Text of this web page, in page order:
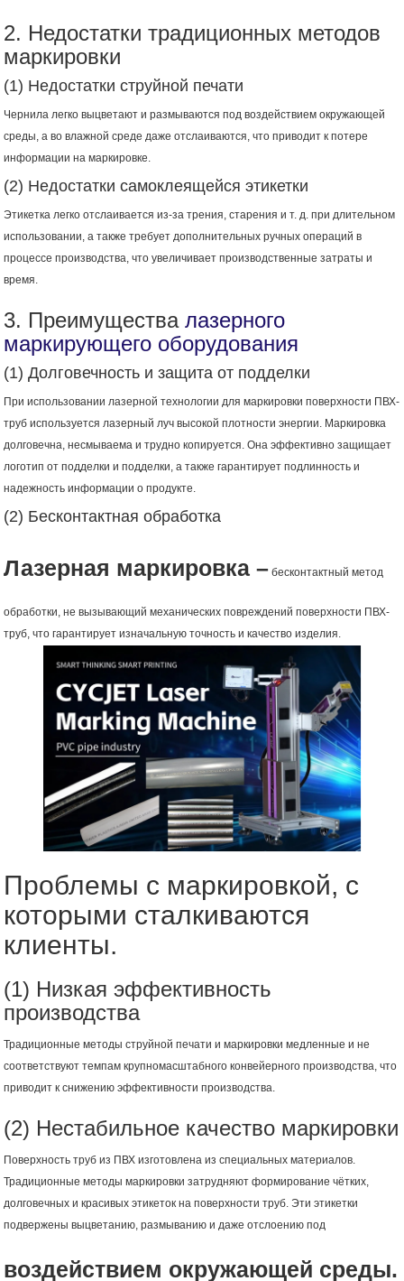
2. Недостатки традиционных методов
маркировки
(1) Недостатки струйной печати
Чернила легко выцветают и размываются под воздействием окружающей
среды, а во влажной среде даже отслаиваются, что приводит к потере
информации на маркировке.
(2) Недостатки самоклеящейся этикетки
Этикетка легко отслаивается из-за трения, старения и т. д. при длительном
использовании, а также требует дополнительных ручных операций в
процессе производства, что увеличивает производственные затраты и
время.
3. Преимуществалазерного
маркирующего оборудования
(1) Долговечность и защита от подделки
При использовании лазерной технологии для маркировки поверхности ПВХ-
труб используется лазерный луч высокой плотности энергии. Маркировка
долговечна, несмываема и трудно копируется. Она эффективно защищает
логотип от подделки и подделки, а также гарантирует подлинность и
надежность информации о продукте.
(2) Бесконтактная обработка
Лазерная маркировка – бесконтактный метод
обработки, не вызывающий механических повреждений поверхности ПВХ-
труб, что гарантирует изначальную точность и качество изделия.
Проблемы с маркировкой, с
которыми сталкиваются
клиенты.
(1) Низкая эффективность
производства
Традиционные методы струйной печати и маркировки медленные и не
соответствуют темпам крупномасштабного конвейерного производства, что
приводит к снижению эффективности производства.
(2) Нестабильное качество маркировки
Поверхность труб из ПВХ изготовлена ​​из специальных материалов.
Традиционные методы маркировки затрудняют формирование чётких,
долговечных и красивых этикеток на поверхности труб. Эти этикетки
подвержены выцветанию, размыванию и даже отслоению под
воздействием окружающей среды.